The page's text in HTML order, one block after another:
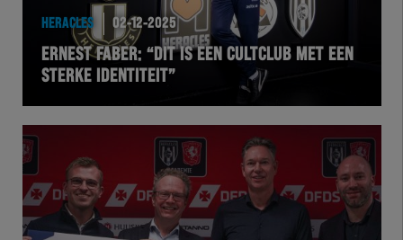
BusinessClub
Herakids
Team Zwart Wit
Futsal
HERACLES 02-12-2025
ERNEST FABER: “DIT IS EEN CULTCLUB MET EEN
STERKE IDENTITEIT”